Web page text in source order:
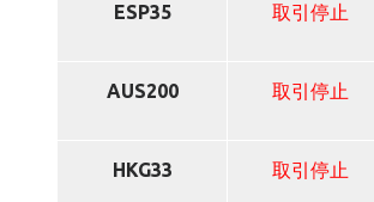
ESP35 取引停止
AUS200 取引停止
HKG33 取引停止